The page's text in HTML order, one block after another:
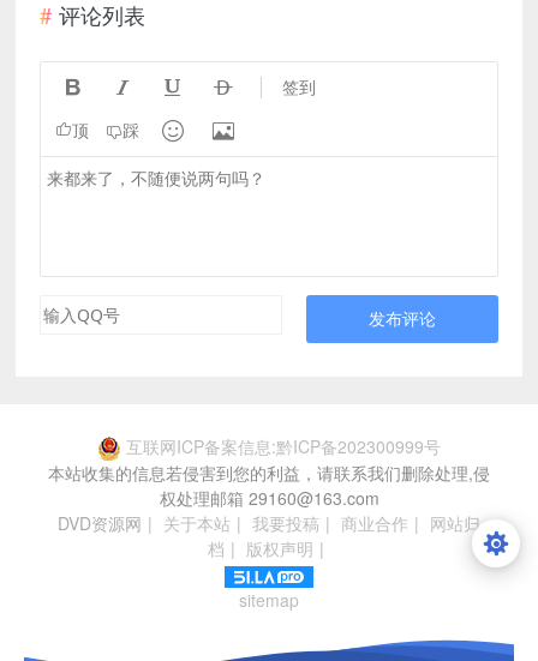
评论列表
    签到
顶 踩  
发布评论
互联网ICP备案信息:黔ICP备202300999号
本站收集的信息若侵害到您的利益，请联系我们删除处理,侵
权处理邮箱 29160@163.com
DVD资源网 | 关于本站 | 我要投稿 | 商业合作 | 网站归
档 | 版权声明 |
sitemap